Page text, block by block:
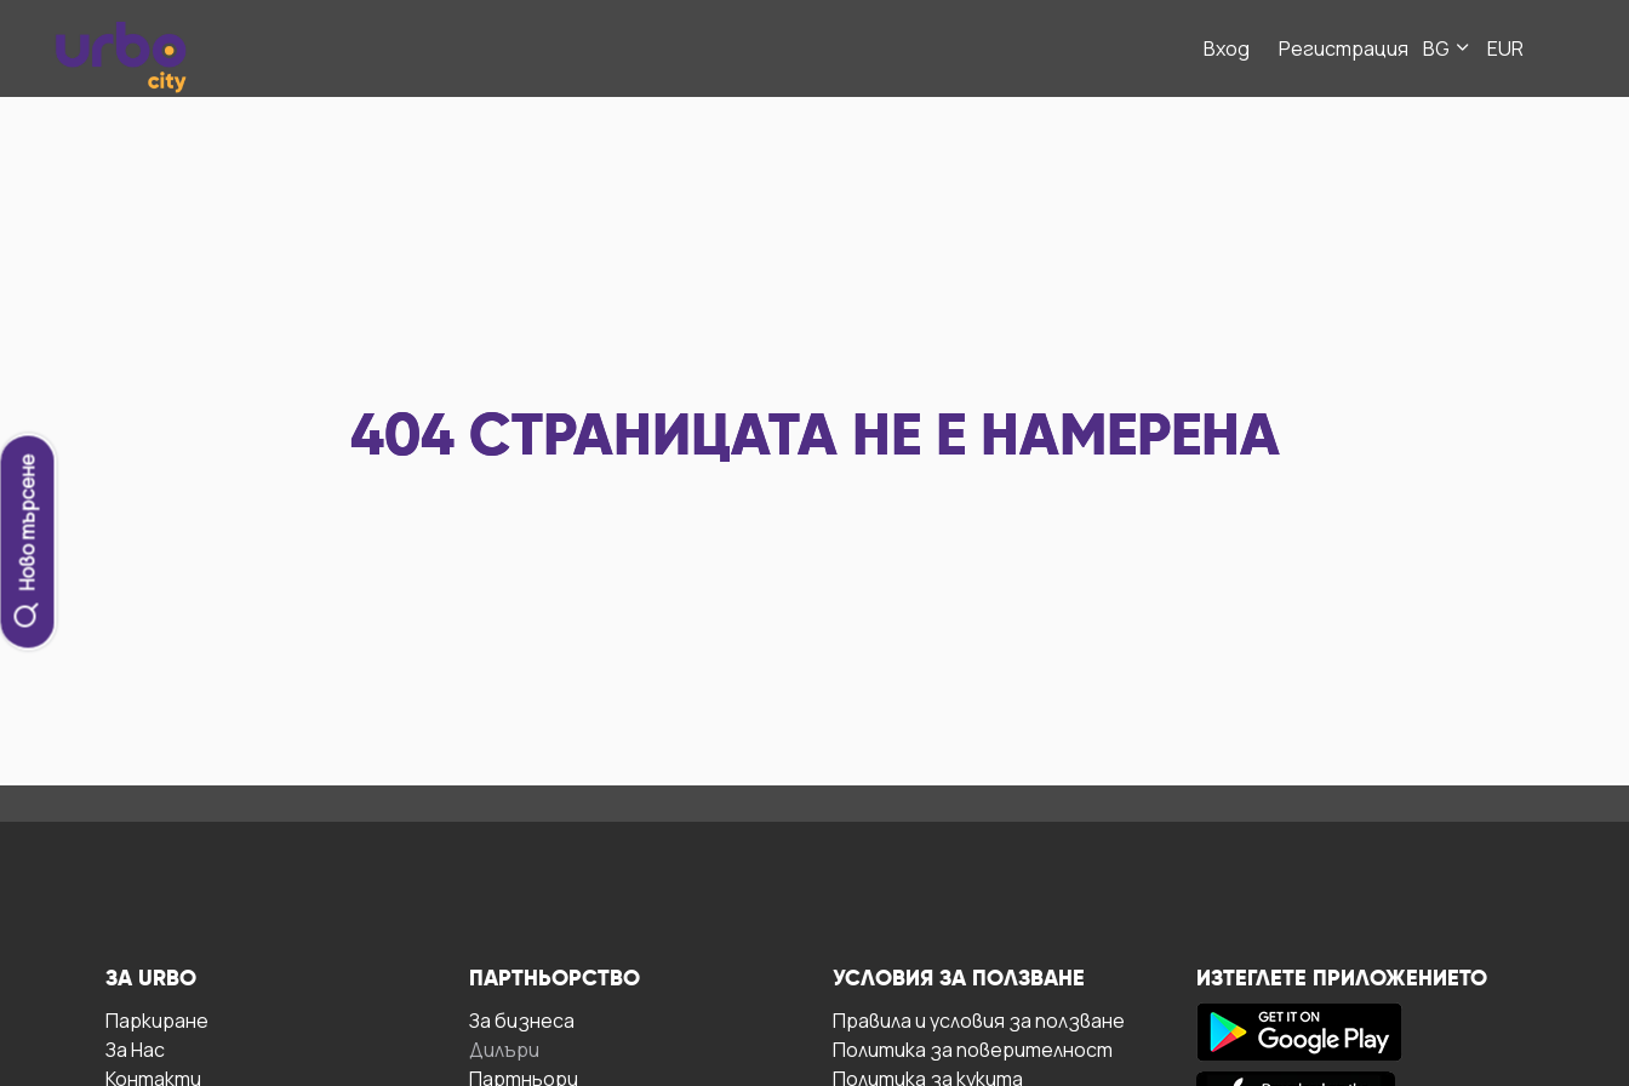
Вход Регистрация BG EUR
Ново търсене
404 СТРАНИЦАТА НЕ Е НАМЕРЕНА
ЗА URBO
Паркиране
За Hас
Контакти
ПАРТНЬОРСТВО
За бизнесa
Дилъри
Партньори
УСЛОВИЯ ЗА ПОЛЗВАНЕ
Правила и условия за ползване
Политика за поверителност
Политика за кукита
ИЗТЕГЛЕТЕ ПРИЛОЖЕНИЕТО